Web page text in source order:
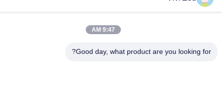
9:47 AM
Good day, what product are you looking